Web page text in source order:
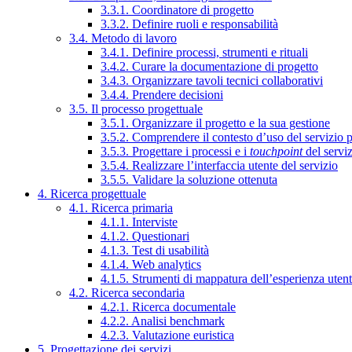
3.3.1. Coordinatore di progetto
3.3.2. Definire ruoli e responsabilità
3.4. Metodo di lavoro
3.4.1. Definire processi, strumenti e rituali
3.4.2. Curare la documentazione di progetto
3.4.3. Organizzare tavoli tecnici collaborativi
3.4.4. Prendere decisioni
3.5. Il processo progettuale
3.5.1. Organizzare il progetto e la sua gestione
3.5.2. Comprendere il contesto d’uso del servizio
3.5.3. Progettare i processi e i touchpointdel
3.5.4. Realizzare l’interfaccia utente del servizio
3.5.5. Validare la soluzione ottenuta
4. Ricerca progettuale
4.1. Ricerca primaria
4.1.1. Interviste
4.1.2. Questionari
4.1.3. Test di usabilità
4.1.4. Web analytics
4.1.5. Strumenti di mappatura dell’esperienza
4.2. Ricerca secondaria
4.2.1. Ricerca documentale
4.2.2. Analisi benchmark
4.2.3. Valutazione euristica
5. Progettazione dei servizi